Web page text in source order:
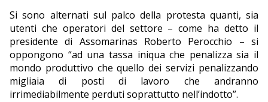
Si sono alternati sul palco della protesta quanti, sia
utenti che operatori del settore – come ha detto il
presidente di Assomarinas Roberto Perocchio – si
oppongono “ad una tassa iniqua che penalizza sia il
mondo produttivo che quello dei servizi penalizzando
migliaia di posti di lavoro che andranno
irrimediabilmente perduti soprattutto nell’indotto”.